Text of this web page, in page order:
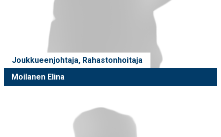
Joukkueenjohtaja, Rahastonhoitaja
Moilanen Elina